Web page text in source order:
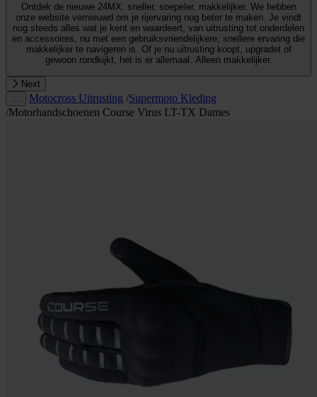
Ontdek de nieuwe 24MX: sneller, soepeler, makkelijker. We hebben
onze website vernieuwd om je rijervaring nog beter te maken. Je vindt
nog steeds alles wat je kent en waardeert, van uitrusting tot onderdelen
en accessoires, nu met een gebruiksvriendelijkere, snellere ervaring die
makkelijker te navigeren is. Of je nu uitrusting koopt, upgradet of
gewoon rondkijkt, het is er allemaal. Alleen makkelijker.
Next
Motocross Uitrusting /Supermoto Kleding
/Motorhandschoenen Course Virus LT-TX Dames